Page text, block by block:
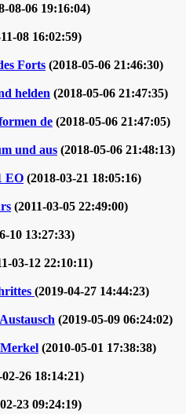
08-06 19:16:04)
08 16:02:59)
Forts (2018-05-06 21:46:30)
helden (2018-05-06 21:47:35)
de (2018-05-06 21:47:05)
und aus (2018-05-06 21:48:13)
EO (2018-03-21 18:05:16)
(2011-03-05 22:49:00)
10 13:27:33)
03-12 22:10:11)
(2019-04-27 14:44:23)
(2019-05-09 06:24:02)
(2010-05-01 17:38:38)
26 18:14:21)
23 09:24:19)